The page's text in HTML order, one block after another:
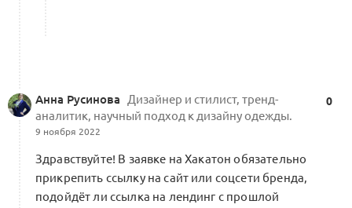
Анна Русинова
Дизайнер и стилист, тренд-
аналитик, научный подход к дизайну одежды.
9 ноября 2022
0
Здравствуйте! В заявке на Хакатон обязательно
прикрепить ссылку на сайт или соцсети бренда,
подойдёт ли ссылка на лендинг с прошлой